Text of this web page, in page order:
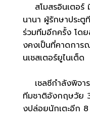
สโมสรอินเตอร์
นานา ผู้รักษาประ
ร่วมทีมอีกครั้ง โด
งคงเป็นที่คาดการ
นเชสเตอร์ยูไนเต็ด
เชลซีกำลังพิจา
ทีมชาติอังกฤษวัย
งปล่อยนักเตะอีก